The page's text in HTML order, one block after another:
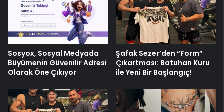
Sosyox, Sosyal Medyada
Büyümenin Güvenilir Adresi
Olarak Öne Çıkıyor
Şafak Sezer’den “Form”
Çıkartması: Batuhan Kuru
ile Yeni Bir Başlangıç!